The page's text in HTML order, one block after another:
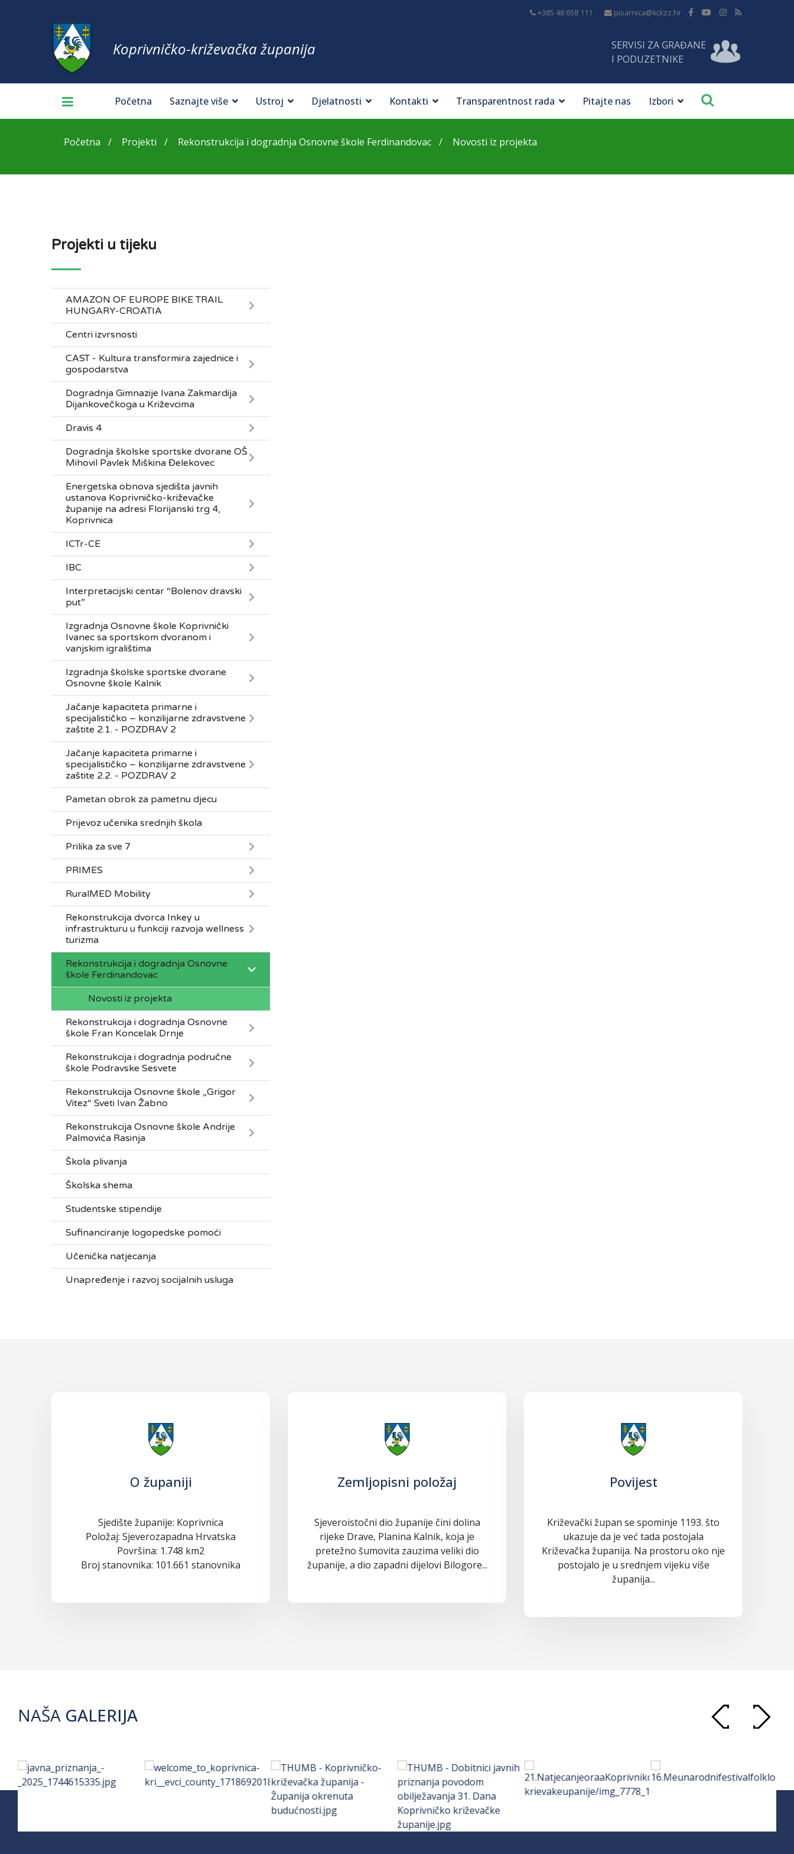
+385 48 658 111 pisarnica@kckzz.hr
Koprivničko-križevačka županija
SERVISI ZA GRAĐANE
I PODUZETNIKE
Početna Saznajte više Ustroj Djelatnosti Kontakti Transparentnost rada Pitajte nas Izbori
Početna Projekti Rekonstrukcija i dogradnja Osnovne škole Ferdinandovac Novosti iz projekta
Projekti u tijeku
AMAZON OF EUROPE BIKE TRAIL
HUNGARY-CROATIA
Centri izvrsnosti
CAST - Kultura transformira zajednice i
gospodarstva
Dogradnja Gimnazije Ivana Zakmardija
Dijankovečkoga u Križevcima
Dravis 4
Dogradnja školske sportske dvorane OŠ
Mihovil Pavlek Miškina Đelekovec
Energetska obnova sjedišta javnih
ustanova Koprivničko-križevačke
županije na adresi Florijanski trg 4,
Koprivnica
ICTr-CE
IBC
Interpretacijski centar “Bolenov dravski
put”
Izgradnja Osnovne škole Koprivnički
Ivanec sa sportskom dvoranom i
vanjskim igralištima
Izgradnja školske sportske dvorane
Osnovne škole Kalnik
Jačanje kapaciteta primarne i
specijalističko – konzilijarne zdravstvene
zaštite 2.1. - POZDRAV 2
Jačanje kapaciteta primarne i
specijalističko – konzilijarne zdravstvene
zaštite 2.2. - POZDRAV 2
Pametan obrok za pametnu djecu
Prijevoz učenika srednjih škola
Prilika za sve 7
PRIMES
RuralMED Mobility
Rekonstrukcija dvorca Inkey u
infrastrukturu u funkciji razvoja wellness
turizma
Rekonstrukcija i dogradnja Osnovne
škole Ferdinandovac
Novosti iz projekta
Rekonstrukcija i dogradnja Osnovne
škole Fran Koncelak Drnje
Rekonstrukcija i dogradnja područne
škole Podravske Sesvete
Rekonstrukcija Osnovne škole „Grigor
Vitez“ Sveti Ivan Žabno
Rekonstrukcija Osnovne škole Andrije
Palmovića Rasinja
Škola plivanja
Školska shema
Studentske stipendije
Sufinanciranje logopedske pomoći
Učenička natjecanja
Unapređenje i razvoj socijalnih usluga
O županiji
Sjedište županije: Koprivnica
Položaj: Sjeverozapadna Hrvatska
Površina: 1.748 km2
Broj stanovnika: 101.661 stanovnika
Zemljopisni položaj
Sjeveroistočni dio županije čini dolina
rijeke Drave, Planina Kalnik, koja je
pretežno šumovita zauzima veliki dio
županije, a dio zapadni dijelovi Bilogore...
Povijest
Križevački župan se spominje 1193. što
ukazuje da je već tada postojala
Križevačka županija. Na prostoru oko nje
postojalo je u srednjem vijeku više
županija...
NAŠA GALERIJA